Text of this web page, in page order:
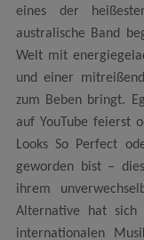
eines der
australische Band
Welt mit
und einer
zum Beben bringt.
auf YouTube feierst
Looks So Perfect
geworden bist –
ihrem
Alternative hat sich
internationalen